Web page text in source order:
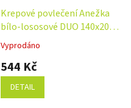
Krepové povlečení Anežka
bílo-lososové DUO 140x200,
70x90 cm
Průměrné
hodnocení
produktu
5,0
Vyprodáno
544 Kč
DETAIL